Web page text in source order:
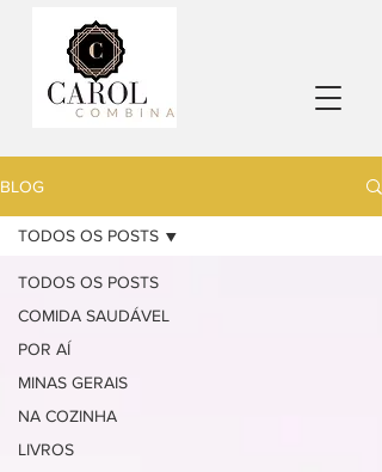
BLOG
TODOS OS POSTS
COMIDA SAUDÁVEL
POR AÍ
MINAS GERAIS
NA COZINHA
LIVROS
TODOS OS POSTS